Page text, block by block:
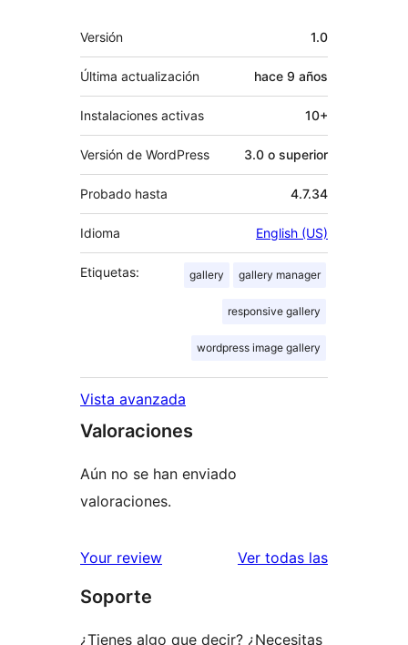
Meta
Versión 1.0
Última actualización hace 9 años
Instalaciones activas 10+
Versión de WordPress 3.0 o superior
Probado hasta 4.7.34
Idioma English (US)
Etiquetas: gallery gallery manager
responsive gallery
wordpress image gallery
Vista avanzada
Valoraciones
Aún no se han enviado
valoraciones.
Your review Ver todas las
Soporte
¿Tienes algo que decir? ¿Necesitas